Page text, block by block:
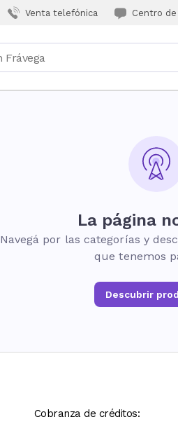
Venta telefónica Centro de
La página
Navegá por las categorías y
que tenemos
Descubrir
Cobranza de créditos: